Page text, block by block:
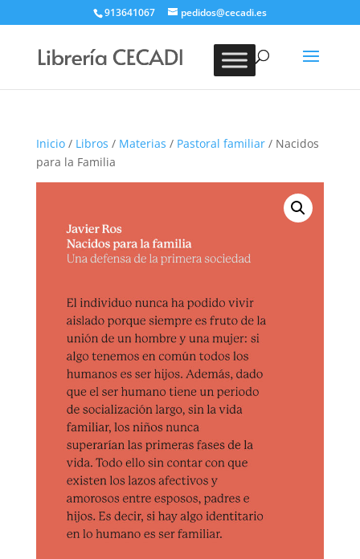
913641067 pedidos@cecadi.es
BUSCAR
Inicio/ Libros / Materias / Pastoral familiar/ Nacidos
para la Familia